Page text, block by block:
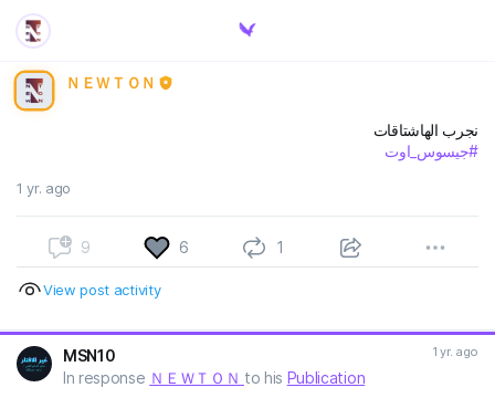
ＮＥＷＴＯＮ
نجرب الهاشتاقات
#جيسوس_اوت
1 yr. ago
9 6 1
View post activity
MSN10 1 yr. ago
In response ＮＥＷＴＯＮ to his Publication